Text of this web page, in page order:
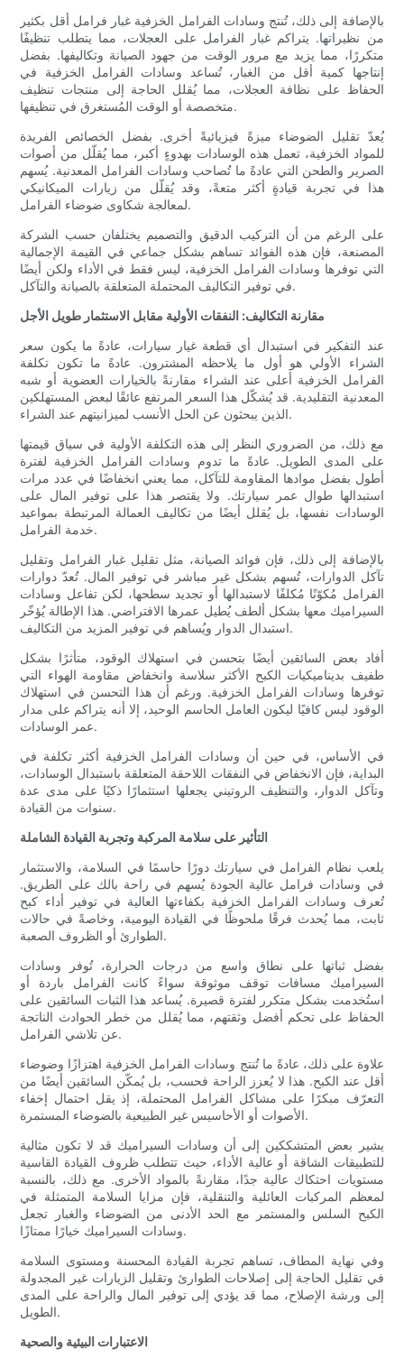
بالإضافة إلى ذلك، تُنتج وسادات الفرامل الخزفية غبار فرامل أقل بكثير
من نظيراتها. يتراكم غبار الفرامل على العجلات، مما يتطلب تنظيفًا
متكررًا، مما يزيد مع مرور الوقت من جهود الصيانة وتكاليفها. بفضل
إنتاجها كمية أقل من الغبار، تُساعد وسادات الفرامل الخزفية في
الحفاظ على نظافة العجلات، مما يُقلل الحاجة إلى منتجات تنظيف
متخصصة أو الوقت المُستغرق في تنظيفها.
يُعدّ تقليل الضوضاء ميزةً فيزيائيةً أخرى. بفضل الخصائص الفريدة
للمواد الخزفية، تعمل هذه الوسادات بهدوءٍ أكبر، مما يُقلّل من أصوات
الصرير والطحن التي عادةً ما تُصاحب وسادات الفرامل المعدنية. يُسهم
هذا في تجربة قيادةٍ أكثر متعةً، وقد يُقلّل من زيارات الميكانيكي
لمعالجة شكاوى ضوضاء الفرامل.
على الرغم من أن التركيب الدقيق والتصميم يختلفان حسب الشركة
المصنعة، فإن هذه الفوائد تساهم بشكل جماعي في القيمة الإجمالية
التي توفرها وسادات الفرامل الخزفية، ليس فقط في الأداء ولكن أيضًا
في توفير التكاليف المحتملة المتعلقة بالصيانة والتآكل.
مقارنة التكاليف: النفقات الأولية مقابل الاستثمار طويل الأجل
عند التفكير في استبدال أي قطعة غيار سيارات، عادةً ما يكون سعر
الشراء الأولي هو أول ما يلاحظه المشترون. عادةً ما تكون تكلفة
الفرامل الخزفية أعلى عند الشراء مقارنةً بالخيارات العضوية أو شبه
المعدنية التقليدية. قد يُشكّل هذا السعر المرتفع عائقًا لبعض المستهلكين
الذين يبحثون عن الحل الأنسب لميزانيتهم ​​عند الشراء.
مع ذلك، من الضروري النظر إلى هذه التكلفة الأولية في سياق قيمتها
على المدى الطويل. عادةً ما تدوم وسادات الفرامل الخزفية لفترة
أطول بفضل موادها المقاومة للتآكل، مما يعني انخفاضًا في عدد مرات
استبدالها طوال عمر سيارتك. ولا يقتصر هذا على توفير المال على
الوسادات نفسها، بل يُقلل أيضًا من تكاليف العمالة المرتبطة بمواعيد
خدمة الفرامل.
بالإضافة إلى ذلك، فإن فوائد الصيانة، مثل تقليل غبار الفرامل وتقليل
تآكل الدوارات، تُسهم بشكل غير مباشر في توفير المال. تُعدّ دوارات
الفرامل مُكوّنًا مُكلفًا لاستبدالها أو تجديد سطحها، لكن تفاعل وسادات
السيراميك معها بشكل ألطف يُطيل عمرها الافتراضي. هذا الإطالة يُؤخّر
استبدال الدوار ويُساهم في توفير المزيد من التكاليف.
أفاد بعض السائقين أيضًا بتحسن في استهلاك الوقود، متأثرًا بشكل
طفيف بديناميكيات الكبح الأكثر سلاسة وانخفاض مقاومة الهواء التي
توفرها وسادات الفرامل الخزفية. ورغم أن هذا التحسن في استهلاك
الوقود ليس كافيًا ليكون العامل الحاسم الوحيد، إلا أنه يتراكم على مدار
عمر الوسادات.
في الأساس، في حين أن وسادات الفرامل الخزفية أكثر تكلفة في
البداية، فإن الانخفاض في النفقات اللاحقة المتعلقة باستبدال الوسادات،
وتآكل الدوار، والتنظيف الروتيني يجعلها استثمارًا ذكيًا على مدى عدة
سنوات من القيادة.
التأثير على سلامة المركبة وتجربة القيادة الشاملة
يلعب نظام الفرامل في سيارتك دورًا حاسمًا في السلامة، والاستثمار
في وسادات فرامل عالية الجودة يُسهم في راحة بالك على الطريق.
تُعرف وسادات الفرامل الخزفية بكفاءتها العالية في توفير أداء كبح
ثابت، مما يُحدث فرقًا ملحوظًا في القيادة اليومية، وخاصةً في حالات
الطوارئ أو الظروف الصعبة.
بفضل ثباتها على نطاق واسع من درجات الحرارة، تُوفر وسادات
السيراميك مسافات توقف موثوقة سواءً كانت الفرامل باردة أو
استُخدمت بشكل متكرر لفترة قصيرة. يُساعد هذا الثبات السائقين على
الحفاظ على تحكم أفضل وثقتهم، مما يُقلل من خطر الحوادث الناتجة
عن تلاشي الفرامل.
علاوة على ذلك، عادةً ما تُنتج وسادات الفرامل الخزفية اهتزازًا وضوضاء
أقل عند الكبح. هذا لا يُعزز الراحة فحسب، بل يُمكّن السائقين أيضًا من
التعرّف مبكرًا على مشاكل الفرامل المحتملة، إذ يقل احتمال إخفاء
الأصوات أو الأحاسيس غير الطبيعية بالضوضاء المستمرة.
يشير بعض المتشككين إلى أن وسادات السيراميك قد لا تكون مثالية
للتطبيقات الشاقة أو عالية الأداء، حيث تتطلب ظروف القيادة القاسية
مستويات احتكاك عالية جدًا، مقارنةً بالمواد الأخرى. مع ذلك، بالنسبة
لمعظم المركبات العائلية والتنقلية، فإن مزايا السلامة المتمثلة في
الكبح السلس والمستمر مع الحد الأدنى من الضوضاء والغبار تجعل
وسادات السيراميك خيارًا ممتازًا.
وفي نهاية المطاف، تساهم تجربة القيادة المحسنة ومستوى السلامة
في تقليل الحاجة إلى إصلاحات الطوارئ وتقليل الزيارات غير المجدولة
إلى ورشة الإصلاح، مما قد يؤدي إلى توفير المال والراحة على المدى
الطويل.
الاعتبارات البيئية والصحية